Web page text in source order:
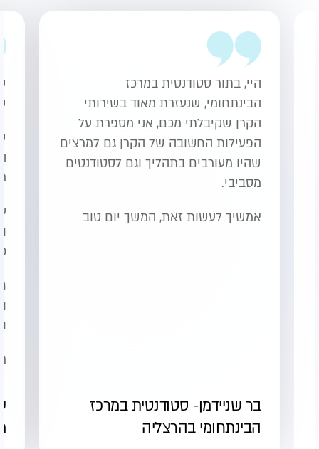
היי, בתור סטודנטית במרכז
הבינתחומי, שנעזרת מאוד בשירותי
הקרן שקיבלתי מכם, אני מספרת על
הפעילות החשובה של הקרן גם למרצים
שהיו מעורבים בתהליך וגם לסטודנטים
מסביבי.
אמשיך לעשות זאת, המשך יום טוב
בר שניידמן- סטודנטית במרכז
הבינתחומי בהרצליה